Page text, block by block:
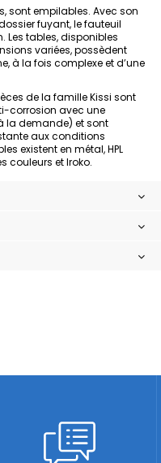
sont empilables. Avec son
fuyant, le fauteuil
Les tables, disponibles
variées, possèdent
à la fois complexe et d’une
de la famille Kissi sont
corrosion avec une
la demande) et sont
aux conditions
existent en métal, HPL
couleurs et Iroko.